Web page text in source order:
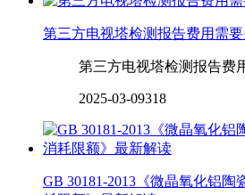
第三方电视塔检测报告费用需要
第三方电视塔检测报告费
2025-03-09318
GB 30181-2013《微晶氧化铝